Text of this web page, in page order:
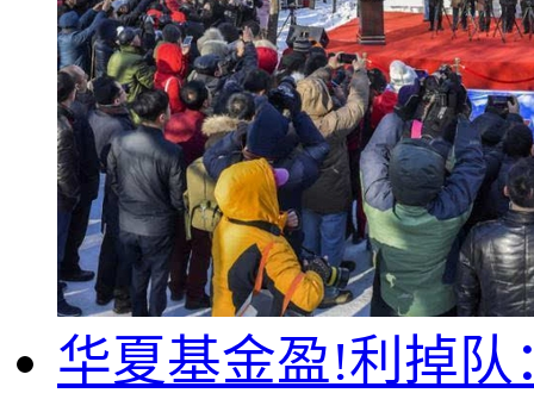
华夏基金盈!利掉队